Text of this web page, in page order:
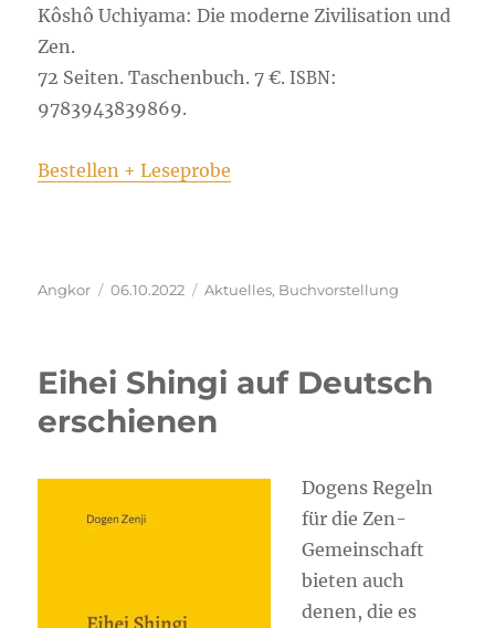
Kôs­hô Uchi­ya­ma: Die moder­ne Zivi­li­sa­ti­on und
Zen.
72 Sei­ten. Taschen­buch. 7 €.ISBN :
9783943839869.
Bestel­len + Leseprobe
Autor
Angkor
Veröffentlicht
06.10.2022 Kategorien
Aktuelles, Buchvorstellung
Eihei Shingi auf Deutsch
erschienen
Dogens Regeln
für die Zen-
Gemein­schaft
bie­ten auch
denen, die es